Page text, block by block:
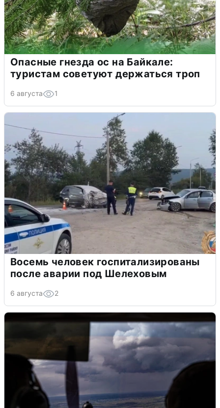
Опасные гнезда ос на Байкале:
туристам советуют держаться троп
6 августа 1
Восемь человек госпитализированы
после аварии под Шелеховым
6 августа 2